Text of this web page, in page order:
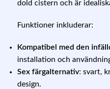
dold cistern och är
Funktioner inkluderar:
Kompatibel med den
installation och
Sex färgalternativ: svart,
design.